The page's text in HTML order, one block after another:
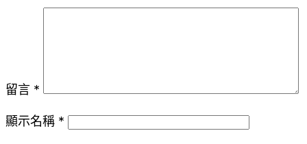
留言 *
顯示名稱 *